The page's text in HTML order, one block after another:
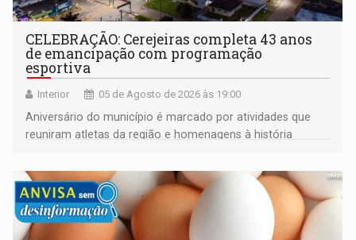
CELEBRAÇÃO: Cerejeiras completa 43 anos
de emancipação com programação
esportiva
Interior 05 de Agosto de 2026 às 19:00
Aniversário do município é marcado por atividades que
reuniram atletas da região e homenagens à história